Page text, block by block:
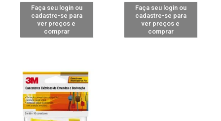
Faça seu login ou
cadastre-se para
ver preços e
comprar
Faça seu login ou
cadastre-se para
ver preços e
comprar